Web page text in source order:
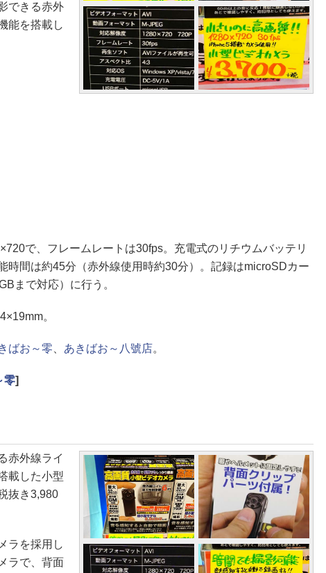
できる赤外
能を搭載し
で、フレームレートは30fps。充電式のリチウムバッテリ
時間は約45分（赤外線使用時約30分）。記録はmicroSDカー
まで対応）に行う。
。
ばお～零 あきばお～八號店。
零]
赤外線ライ
載した小型
抜き3,980
ラを採用し
ラで、背面